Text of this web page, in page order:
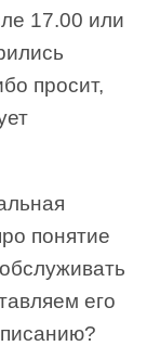
17.00 или
просит,
понятие
его